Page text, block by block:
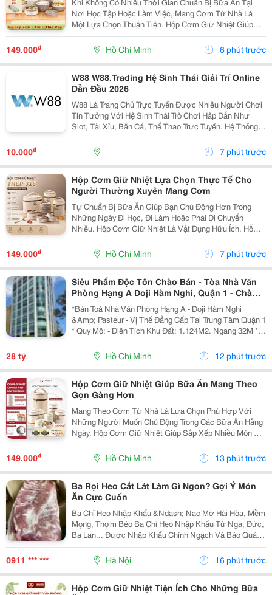
Nơi Học Tập Hoặc Làm Việc, Mang Cơm Từ Nhà Là
Một Lựa Chọn Thuận Tiện. Hộp Cơm Giữ Nhiệt Giúp
Bạn Sắp Xếp Các Món Ăn Ngăn Nắp Và Dễ Dàng Mang
Theo Trong Balo Hoặc Túi Xách. Xác Định Nhu Cầu
Trước Khi...
149.000₫ Hồ Chí Minh 6 phút trước
W88 W88.Trading Hệ Sinh Thái Giải Trí Online
Dẫn Đầu 2026
W88 Là Trang Chủ Trực Tuyến Được Nhiều Người Chơi
Tin Tưởng Với Hệ Sinh Thái Trò Chơi Hấp Dẫn Như
Slot, Tài Xỉu, Bắn Cá, Thể Thao Trực Tuyến. Hệ Thống
Bảo Mật Đạt Chuẩn Quốc Tế, Giao Diện Thân Thiện Trên
Mọi Thiết Bị, Cùng Tốc Độ Xử Lý Nạp Rút Nhanh...
10.000₫ 7 phút trước
Hộp Cơm Giữ Nhiệt Lựa Chọn Thực Tế Cho
Người Thường Xuyên Mang Cơm
Tự Chuẩn Bị Bữa Ăn Giúp Bạn Chủ Động Hơn Trong
Những Ngày Đi Học, Đi Làm Hoặc Phải Di Chuyển
Nhiều. Hộp Cơm Giữ Nhiệt Là Vật Dụng Hữu Ích, Hỗ
Trợ Sắp Xếp Các Món Ăn Gọn Gàng Và Thuận Tiện
Mang Theo Trong Ngày. Chọn Chất Liệu Phù Hợp Chất
Liệu Là...
149.000₫ Hồ Chí Minh 7 phút trước
Siêu Phẩm Độc Tôn Chào Bán - Tòa Nhà Văn
Phòng Hạng A Doji Hàm Nghi, Quận 1 - Chào
2800 Tỷ - Quỹ Đất 1.124M2 Ngang 32M *36M*
Lh Giang Giang:
*Bán Toà Nhà Văn Phòng Hạng A - Doji Hàm Nghi
&Amp; Pasteur - Vị Thế Đẳng Cấp Tại Trung Tâm Quận 1
* Quy Mô: - Diện Tích Khu Đất: 1.124M2. Ngang 32M *
36M. - Mật Độ Xây Dựng: 86% - 961,5M2. - Tổng Diện
Tích Sàn: 20.528,7M2. - Kết Cấu: 2 Hầm - 1...
28 tỷ Hồ Chí Minh 12 phút trước
Hộp Cơm Giữ Nhiệt Giúp Bữa Ăn Mang Theo
Gọn Gàng Hơn
Mang Theo Cơm Từ Nhà Là Lựa Chọn Phù Hợp Với
Những Người Muốn Chủ Động Trong Các Bữa Ăn Hằng
Ngày. Hộp Cơm Giữ Nhiệt Giúp Sắp Xếp Nhiều Món Ăn
Trong Cùng Một Sản Phẩm, Thuận Tiện Sử Dụng Khi Đi
Học, Đi Làm Hoặc Trong Những Chuyến Đi. Lựa Chọn
149.000₫ Hồ Chí Minh 13 phút trước
Ba Rọi Heo Cắt Lát Làm Gì Ngon? Gợi Ý Món
Ăn Cực Cuốn
Ba Chỉ Heo Nhập Khẩu &Ndash; Nạc Mỡ Hài Hòa, Mềm
Mọng, Thơm Béo Ba Chỉ Heo Nhập Khẩu Từ Nga, Đức,
Ba Lan... Được Nhập Khẩu Chính Ngạch Và Bảo Quản
Đông Lạnh -18&Deg;C , Giúp Giữ Trọn Độ Tươi Ngon,
Màu Sắc Và Hương Vị Tự Nhiên. Sản Phẩm Đầy Đủ
0911 *** *** Hà Nội 16 phút trước
Hộp Cơm Giữ Nhiệt Tiện Ích Cho Những Bữa